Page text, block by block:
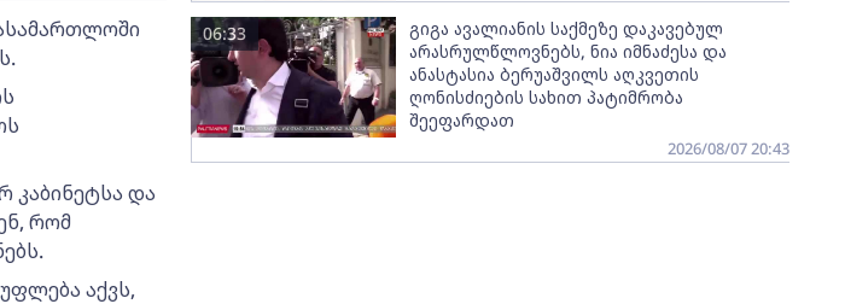
კაბინეტსა და
რომ
აქვს,
გიგა ავალიანის საქმეზე დაკავებულ
არასრულწლოვნებს, ნია იმნაძესა და
ანასტასია ბერუაშვილს აღკვეთის
ღონისძიების სახით პატიმრობა
შეეფარდათ
06:33
2026/08/07 20:43